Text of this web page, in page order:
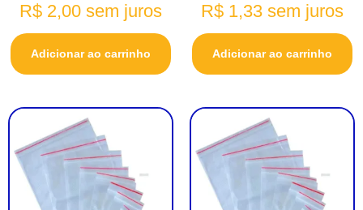
R$ 2,00 sem juros
Adicionar ao carrinho
R$ 1,33 sem juros
Adicionar ao carrinho